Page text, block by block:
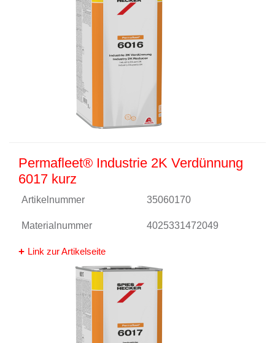
Permafleet® Industrie 2K Verdünnung
6017 kurz
Artikelnummer 35060170
Materialnummer 4025331472049
Link zur Artikelseite